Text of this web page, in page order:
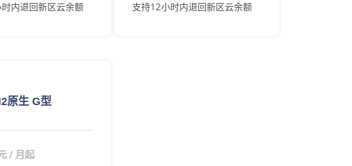
内退回新区云余额
支持12小时内退回新区云余额
原生 G型
/ 月起